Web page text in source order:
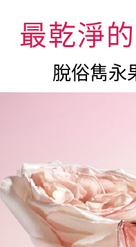
最乾淨
脫俗雋永